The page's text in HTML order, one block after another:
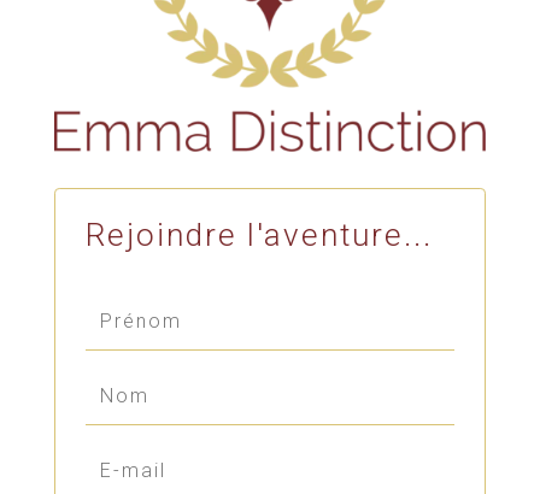
Rejoindre l'aventure...